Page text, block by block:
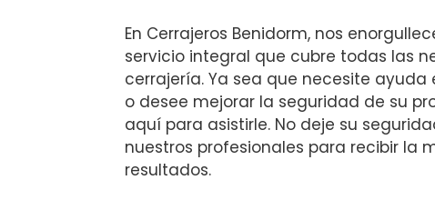
En Cerrajeros Benidorm, nos
servicio integral que cubre todas las
cerrajería. Ya sea que necesite
o desee mejorar la seguridad de su
aquí para asistirle. No deje su
nuestros profesionales para recibir la
resultados.